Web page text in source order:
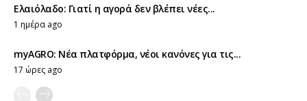
Ελαιόλαδο: Γιατί η αγορά δεν βλέπει νέες...
1 ημέρα ago
myAGRO: Νέα πλατφόρμα, νέοι κανόνες για τις...
17 ώρες ago